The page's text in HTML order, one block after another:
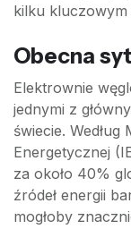
kilku kluczowym
Obecna
Elektrownie
jednymi z
świecie.
Energetycznej
za około 40%
źródeł energii
mogłoby